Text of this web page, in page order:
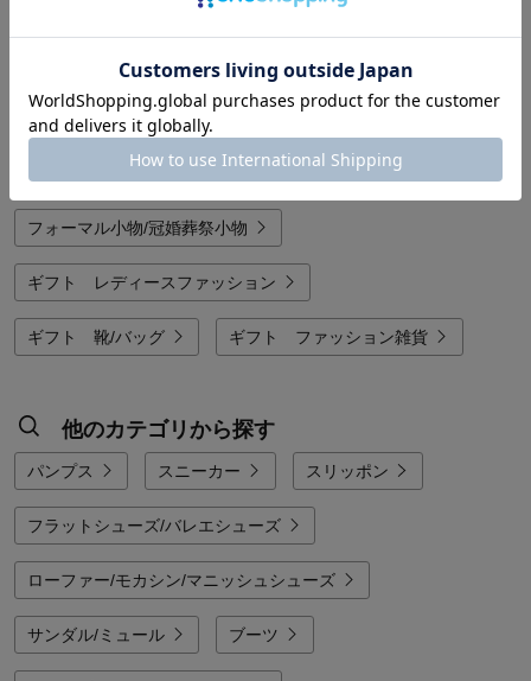
関連カテゴリから探す
パンプス フラットシューズ/バレエシューズ
フォーマル小物/冠婚葬祭小物
ギフト レディースファッション
ギフト 靴/バッグ ギフト ファッション雑貨
他のカテゴリから探す
パンプス スニーカー スリッポン
フラットシューズ/バレエシューズ
ローファー/モカシン/マニッシュシューズ
サンダル/ミュール ブーツ